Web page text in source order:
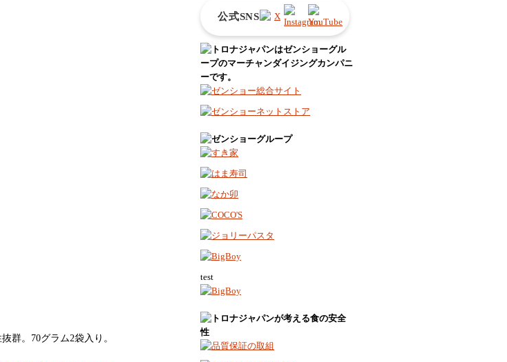
群。70グラム2袋入り。
公式SNS
test